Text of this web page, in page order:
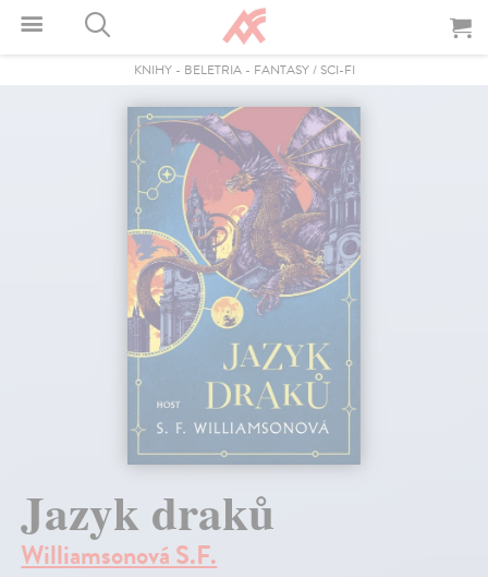
KNIHY- BELETRIA- FANTASY / SCI-FI
Jazyk draků
Williamsonová S.F.